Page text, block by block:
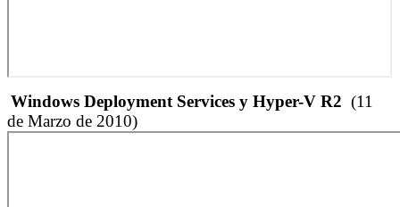
Windows Deployment Services y Hyper-V R2 (11
de Marzo de 2010)